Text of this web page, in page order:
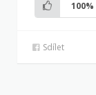
100%
Sdílet